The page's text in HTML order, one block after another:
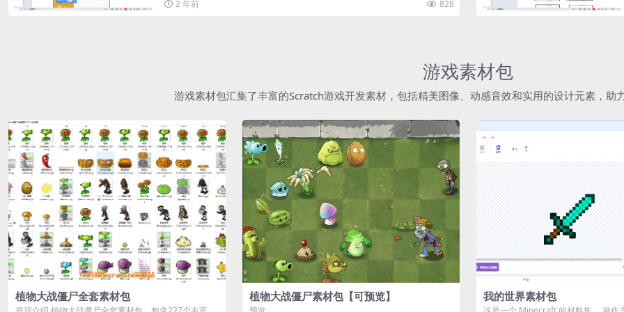
2 年前 828
游戏素材包
游戏素材包汇集了丰富的Scratch游戏开发素材，包括精美图像、动感音效和实用的设计元素，助
植物大战僵尸全套素材包 植物大战僵尸素材包【可预览】 我的世界素材包